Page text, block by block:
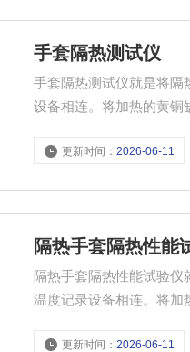
手套隔热测试仪
手套隔热测试仪就是将隔
设备相连。将加热的黄铜
更新时间：2026-06-11
隔热手套隔热性能
隔热手套隔热性能试验
温度记录设备相连。将加
更新时间：2026-06-11